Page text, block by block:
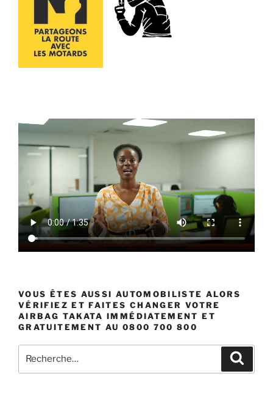
VOUS ÊTES AUSSI AUTOMOBILISTE ALORS
VÉRIFIEZ ET FAITES CHANGER VOTRE
AIRBAG TAKATA IMMÉDIATEMENT ET
GRATUITEMENT AU 0800 700 800
pour